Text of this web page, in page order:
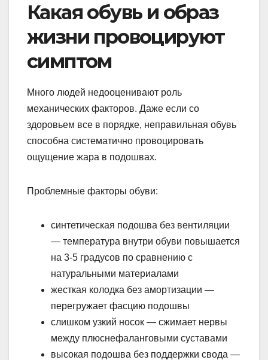
Какая обувь и образ
жизни провоцируют
симптом
Много людей недооценивают роль
механических факторов. Даже если со
здоровьем все в порядке, неправильная обувь
способна систематично провоцировать
ощущение жара в подошвах.
Проблемные факторы обуви:
синтетическая подошва без вентиляции
— температура внутри обуви повышается
на 3-5 градусов по сравнению с
натуральными материалами
жесткая колодка без амортизации —
перегружает фасцию подошвы
слишком узкий носок — сжимает нервы
между плюснефаланговыми суставами
высокая подошва без поддержки свода —